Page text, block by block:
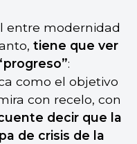
entre modernidad
tiene que ver
:
como el objetivo
con recelo, con
decir que la
de crisis de la